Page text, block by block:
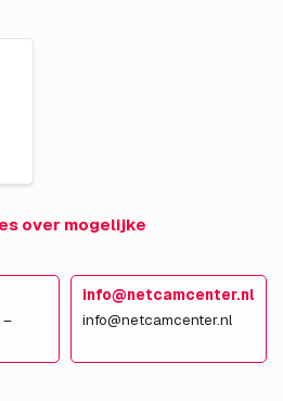
over mogelijke
–
info@netcamcenter.nl
info@netcamcenter.nl